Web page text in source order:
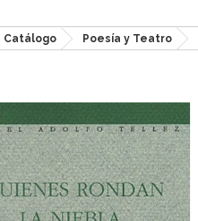
Catálogo Poesía y Teatro